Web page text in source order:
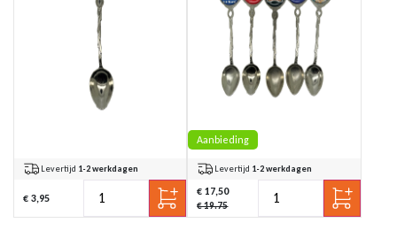
Levertijd 1-2 werkdagen
€ 3,95
Aanbieding
Levertijd 1-2 werkdagen
€ 17,50
€ 19.75